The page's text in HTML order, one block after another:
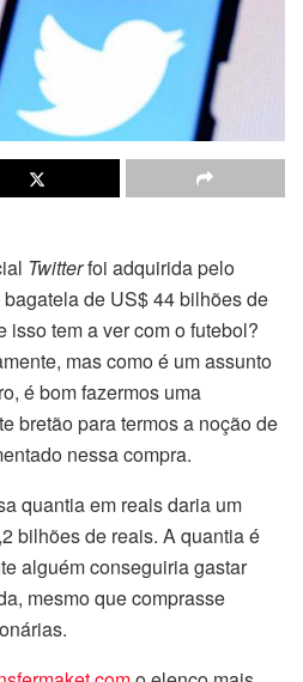
Twitterfoi adquirida pelo
de US$ 44 bilhões de
isso tem a ver com o futebol?
mas como é um assunto
é bom fazermos uma
bretão para termos a noção de
nessa compra.
quantia em reais daria um
bilhões de reais. A quantia é
alguém conseguiria gastar
mesmo que comprasse